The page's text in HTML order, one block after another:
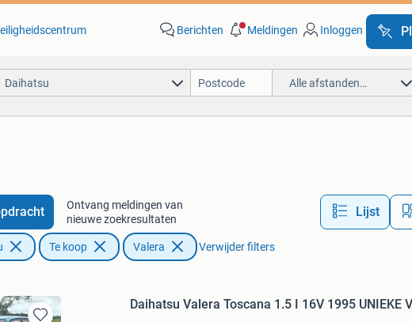
Berichten Meldingen Inloggen
Daihatsu Alle afstanden…
Ontvang meldingen van
nieuwe zoekresultaten
Lijst
Te koop Valera Verwijder filters
Daihatsu Valera Toscana 1.5 I 16V 1995 UNIEKE